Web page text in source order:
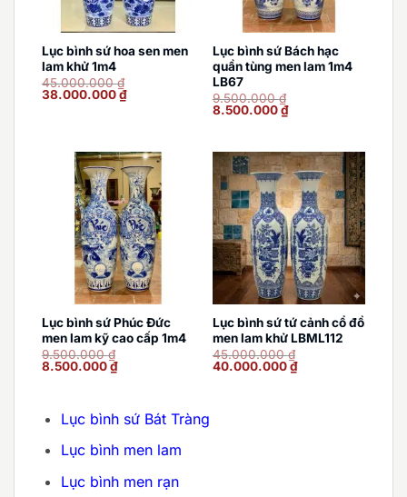
Lục bình sứ hoa sen men
lam khử 1m4
45.000.000₫
Giá
38.000.000₫Giá
hiện
Lục bình sứ Bách hạc
quần tùng men lam 1m4
LB67
9.500.000₫
Giá
8.500.000₫Giá
hiện
8.500.000 ₫.
Lục bình sứ Phúc Đức
men lam kỹ cao cấp 1m4
9.500.000₫
Giá
8.500.000₫Giá
hiện
8.500.000 ₫.
Lục bình sứ tứ cảnh cổ đồ
men lam khử LBML112
45.000.000₫
Giá
40.000.000₫Giá
hiện
Lục bình sứ Bát Tràng
Lục bình men lam
Lục bình men rạn